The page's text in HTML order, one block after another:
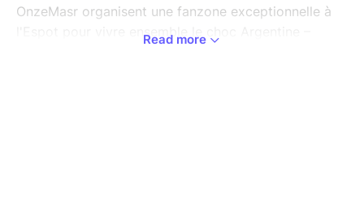
OnzeMasr organisent une fanzone exceptionnelle à
l'Espot pour vivre ensemble le choc Argentine –
Read more